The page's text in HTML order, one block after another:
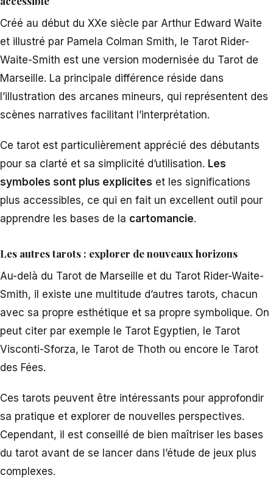
Créé au début du XXe siècle par Arthur Edward Waite
et illustré par Pamela Colman Smith, le Tarot Rider-
Waite-Smith est une version modernisée du Tarot de
Marseille. La principale différence réside dans
l’illustration des arcanes mineurs, qui représentent des
scènes narratives facilitant l’interprétation.
Ce tarot est particulièrement apprécié des débutants
pour sa clarté et sa simplicité d’utilisation. Les
symboles sont plus explicites et les significations
plus accessibles, ce qui en fait un excellent outil pour
apprendre les bases de la cartomancie.
Les autres tarots : explorer de nouveaux horizons
Au-delà du Tarot de Marseille et du Tarot Rider-Waite-
Smith, il existe une multitude d’autres tarots, chacun
avec sa propre esthétique et sa propre symbolique. On
peut citer par exemple le Tarot Egyptien, le Tarot
Visconti-Sforza, le Tarot de Thoth ou encore le Tarot
des Fées.
Ces tarots peuvent être intéressants pour approfondir
sa pratique et explorer de nouvelles perspectives.
Cependant, il est conseillé de bien maîtriser les bases
du tarot avant de se lancer dans l’étude de jeux plus
complexes.